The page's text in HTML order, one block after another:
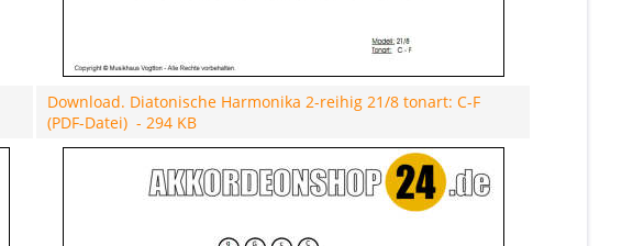
Download. Diatonische Harmonika 2-reihig 21/8 tonart: C-F
(PDF-Datei) - 294 KB